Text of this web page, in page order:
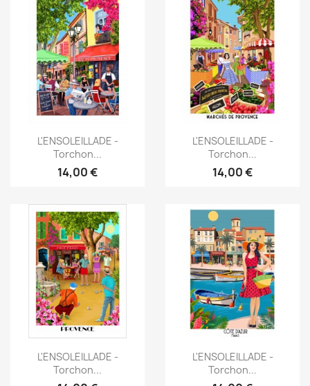
Aperçu rapide
L'ENSOLEILLADE -
Torchon...
14,00 €
Aperçu rapide
L'ENSOLEILLADE -
Torchon...
14,00 €
Aperçu rapide
L'ENSOLEILLADE -
Torchon...
Aperçu rapide
L'ENSOLEILLADE -
Torchon...